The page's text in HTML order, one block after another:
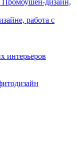
Промоушен-дизайн,
работа с
интерьеров